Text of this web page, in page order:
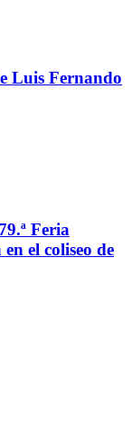
Luis Fernando
Feria
el coliseo de